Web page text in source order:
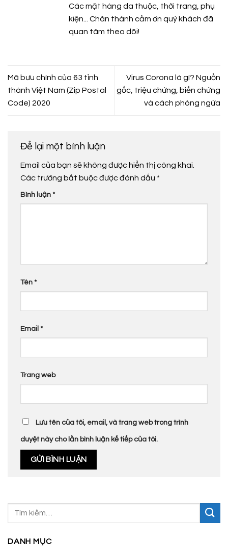
DANH MỤC
Các mặt hàng da thuộc, thời trang, phụ
kiện... Chân thành cảm ơn quý khách đã
quan tâm theo dõi!
Mã bưu chính của 63 tỉnh
thành Việt Nam (Zip Postal
Code) 2020
Virus Corona là gì? Nguồn
gốc, triệu chứng, biến chứng
và cách phòng ngừa
Để lại một bình luận
Email của bạn sẽ không được hiển thị công khai.
Các trường bắt buộc được đánh dấu *
Bình luận *
Tên *
Email *
Trang web
Lưu tên của tôi, email, và trang web trong trình
duyệt này cho lần bình luận kế tiếp của tôi.